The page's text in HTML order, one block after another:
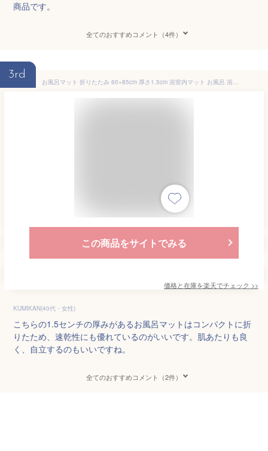
商品です。
全てのおすすめコメント（4件）
3rd
お風呂マット 折りたたみ 60×85cm 厚さ1.5cm 浴室内マット お風呂 浴室内 洗い場 防カビ 風呂マット バスマット 自立 乾きやすい コンパクト たためるお風呂マット ベージュ グレー Kufu 送料無料
この商品をサイトでみる
価格と在庫を楽天でチェック >>
KUMIKAN(40代・女性)
こちらの1.5センチの厚みがあるお風呂マットはコンパクトに折
りたため、速乾性にも優れているのがいいです。肌あたりも良
く、自立するのもいいですね。
全てのおすすめコメント（2件）